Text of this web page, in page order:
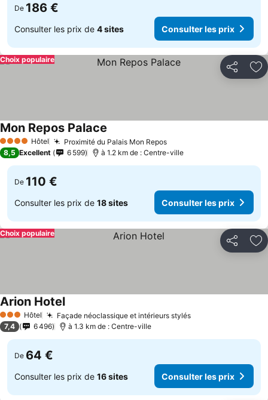
De 186 €
Consulter les prix de 4 sites Consulter les prix
Partager
Choix populaire
4 Étoiles Hôtel Proximité du Palais Mon ReposConsulter les prix
Mon Repos Palace
8,5 Excellent 6 599 à 1.2 km de : Centre-ville
De 110 €
Consulter les prix de 18 sites Consulter les prix
Partager
Choix populaire
3 ÉtoilesHôtel Façade néoclassique et intérieurs stylésConsulter les
Arion HotelConsulter les prix
7,4 6 496 à 1.3 km de : Centre-ville
De 64 €
Consulter les prix de 16 sites Consulter les prix